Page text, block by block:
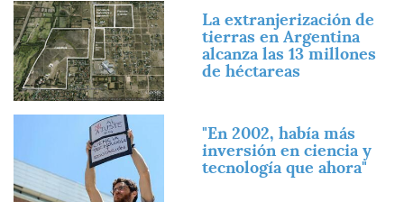
Imagen
La extranjerización de
tierras en Argentina
alcanza las 13 millones
de héctareas
"En 2002, había más
inversión en ciencia y
tecnología que ahora"